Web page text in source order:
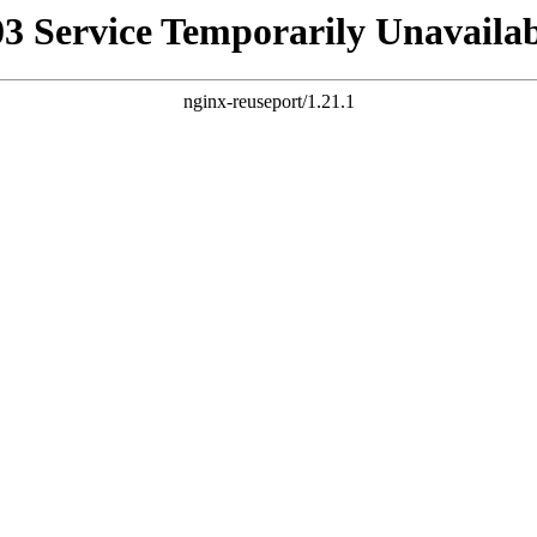
Service Temporarily
nginx-reuseport/1.21.1